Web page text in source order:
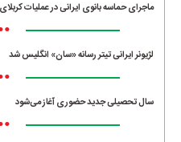
ماجرای حماسه‌ بانوی ایرانی در عملیات کربلای ۵
لژیونر ایرانی تیتر رسانه «سان» انگلیس شد
سال تحصیلی جدید حضوری آغاز می‌شود